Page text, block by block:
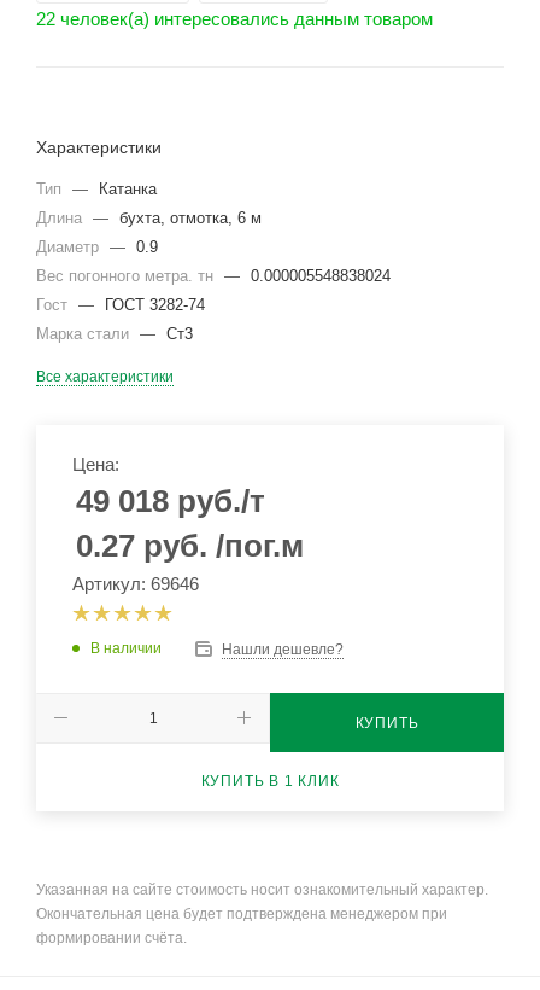
22 человек(а) интересовались данным товаром
Характеристики
Тип —
Катанка
Длина — бухта, отмотка, 6 м
Диаметр — 0.9
Вес погонного метра. тн — 0.000005548838024
Гост —
ГОСТ 3282-74
Марка стали — Ст3
Все характеристики
Цена:
49 018 руб./т
0.27 руб. /пог.м
Артикул: 69646
В наличии Нашли дешевле?
КУПИТЬ
КУПИТЬ В 1 КЛИК
Указанная на сайте стоимость носит ознакомительный характер.
Окончательная цена будет подтверждена менеджером при
формировании счёта.